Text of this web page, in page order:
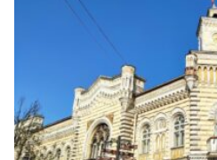
Fotografie
+ Încarcă imagine
Link media
+ Link media